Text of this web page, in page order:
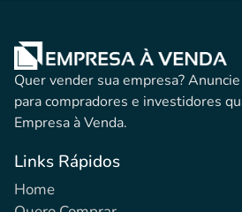
Quer vender sua empresa?
para compradores e investidores
Empresa à Venda.
Links Rápidos
Home